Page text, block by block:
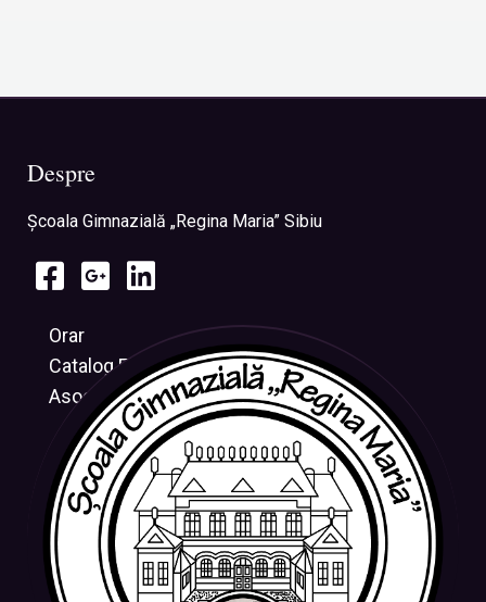
Despre
Şcoala Gimnazială „Regina Maria” Sibiu
Orar
Catalog Electronic
Asociația CRESUS